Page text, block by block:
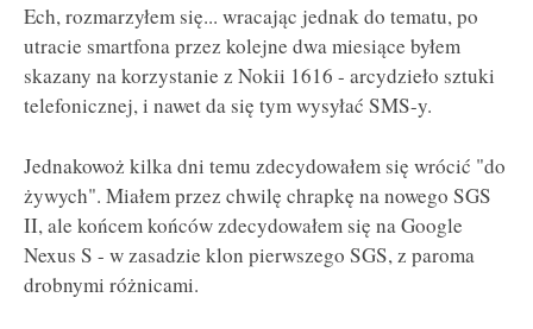
Ech, rozmarzyłem się... wracając jednak do tematu, po
utracie smartfona przez kolejne dwa miesiące byłem
skazany na korzystanie z Nokii 1616 - arcydzieło sztuki
telefonicznej, i nawet da się tym wysyłać SMS-y.
Jednakowoż kilka dni temu zdecydowałem się wrócić "do
żywych". Miałem przez chwilę chrapkę na nowego SGS
II, ale końcem końców zdecydowałem się na Google
Nexus S - w zasadzie klon pierwszego SGS, z paroma
drobnymi różnicami.